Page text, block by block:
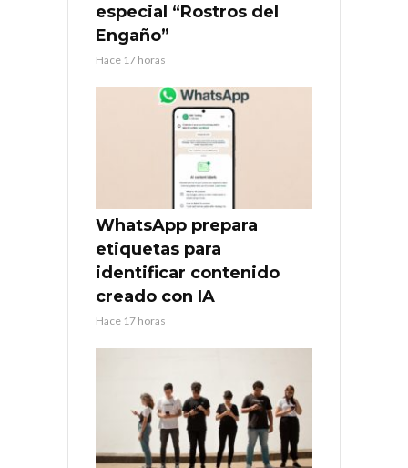
especial “Rostros del
Engaño”
Hace 17 horas
WhatsApp prepara
etiquetas para
identificar contenido
creado con IA
Hace 17 horas